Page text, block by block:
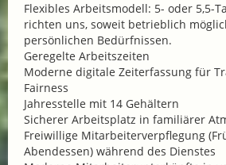
Flexibles Arbeitsmodell: 5- oder 5,5-
richten uns, soweit betrieblich
persönlichen Bedürfnissen.
Geregelte Arbeitszeiten
Moderne digitale Zeiterfassung für
Fairness
Jahresstelle mit 14 Gehältern
Sicherer Arbeitsplatz in familiärer
Freiwillige Mitarbeiterverpflegung
Abendessen) während des Dienstes